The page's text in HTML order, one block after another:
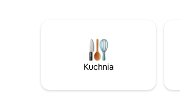
łazienka na drugim piętrze.
Amerykańskie i europejskie antyczne
meble i dzieła sztuki witają Cię w
całkowicie odnowionym domu z
wentylacji i klimatyzacji.
Kuchnia